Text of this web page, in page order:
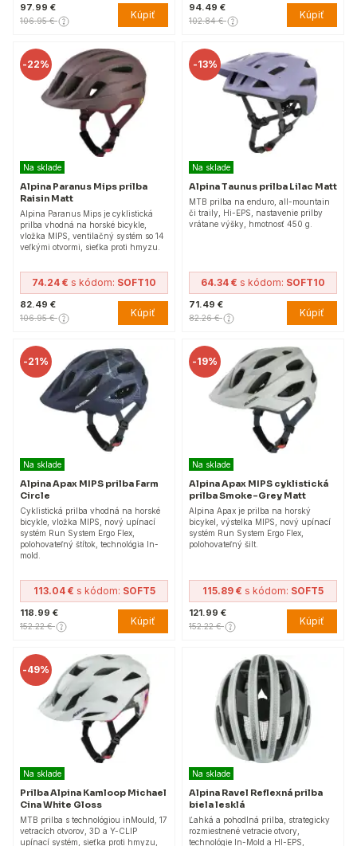
97.99 €
106.95 € Kúpiť
94.49 €
102.84 € Kúpiť
-22%
Na sklade
Alpina Paranus Mips prilba
Raisin Matt
Alpina Paranus Mips je cyklistická
prilba vhodná na horské bicykle,
vložka MIPS, ventilačný systém so 14
veľkými otvormi, sieťka proti hmyzu.
74.24 € s kódom: SOFT10
82.49 €
106.95 € Kúpiť
-13%
Na sklade
Alpina Taunus prilba Lilac Matt
MTB prilba na enduro, all-mountain
či traily, Hi-EPS, nastavenie prilby
vrátane výšky, hmotnosť 450 g.
64.34 € s kódom: SOFT10
71.49 €
82.26 € Kúpiť
-21%
Na sklade
Alpina Apax MIPS prilba Farm
Circle
Cyklistická prilba vhodná na horské
bicykle, vložka MIPS, nový upínací
systém Run System Ergo Flex,
polohovateľný štítok, technológia In-
mold.
113.04 € s kódom: SOFT5
118.99 €
152.22 € Kúpiť
-19%
Na sklade
Alpina Apax MIPS cyklistická
prilba Smoke-Grey Matt
Alpina Apax je prilba na horský
bicykel, výstelka MIPS, nový upínací
systém Run System Ergo Flex,
polohovateľný šilt.
115.89 € s kódom: SOFT5
121.99 €
152.22 € Kúpiť
-49%
Na sklade
Prilba Alpina Kamloop Michael
Cina White Gloss
MTB prilba s technológiou inMould, 17
vetracích otvorov, 3D a Y-CLIP
upínací systém, sieťka proti hmyzu,
Na sklade
Alpina Ravel Reflexná prilba
biela lesklá
Ľahká a pohodlná prilba, strategicky
rozmiestnené vetracie otvory,
technológie In-Mold a HI-EPS,